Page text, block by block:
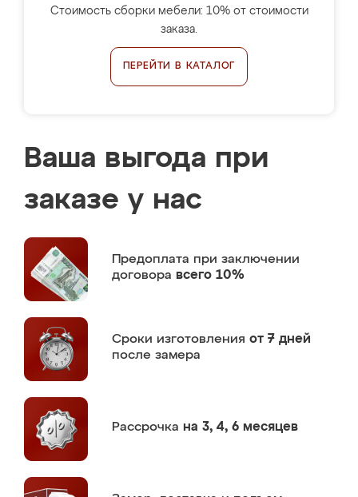
Стоимость сборки мебели: 10% от стоимости
заказа.
ПЕРЕЙТИ В КАТАЛОГ
Ваша выгода при
заказе у нас
Предоплата при заключении
договора всего 10%
Сроки изготовления от 7 дней
после замера
Рассрочка на 3, 4, 6 месяцев